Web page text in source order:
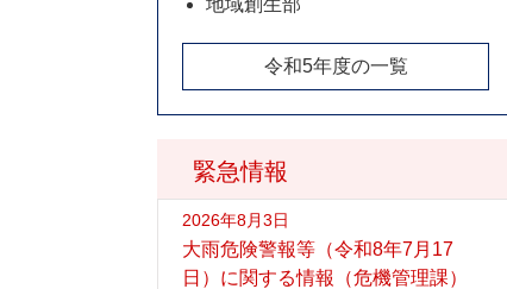
緊急情報
2026年8月3日
大雨危険警報等（令和8年7月17
日）に関する情報（危機管理課）
地域創生部
令和5年度の一覧